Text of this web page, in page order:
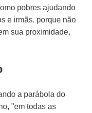
pobres ajudando
e irmãs, porque não
sua proximidade,
a parábola do
"em todas as